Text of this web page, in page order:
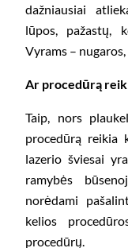
dažniausiai
lūpos, pažastų,
Vyrams –
Ar procedūrą
Taip, nors
procedūrą reikia
lazerio šviesai
ramybės
norėdami
kelios
procedūrų.